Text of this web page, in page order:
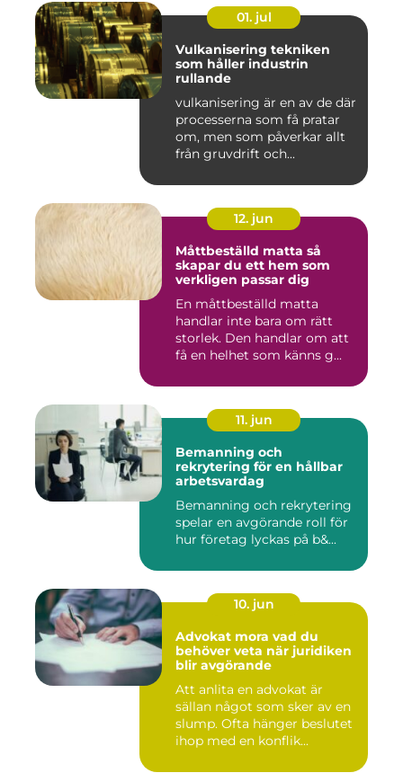
01. jul
Vulkanisering tekniken
som håller industrin
rullande
vulkanisering är en av de där
processerna som få pratar
om, men som påverkar allt
från gruvdrift och...
12. jun
Måttbeställd matta så
skapar du ett hem som
verkligen passar dig
En måttbeställd matta
handlar inte bara om rätt
storlek. Den handlar om att
få en helhet som känns g...
11. jun
Bemanning och
rekrytering för en hållbar
arbetsvardag
Bemanning och rekrytering
spelar en avgörande roll för
hur företag lyckas på b&...
10. jun
Advokat mora vad du
behöver veta när juridiken
blir avgörande
Att anlita en advokat är
sällan något som sker av en
slump. Ofta hänger beslutet
ihop med en konflik...